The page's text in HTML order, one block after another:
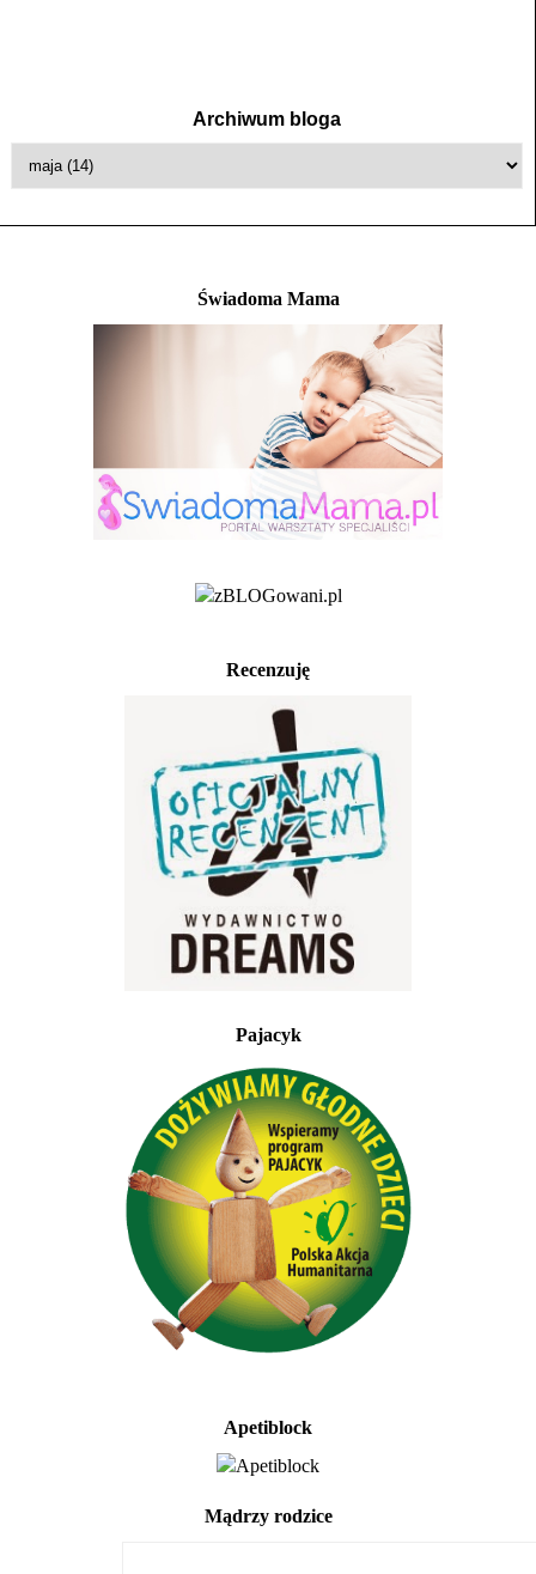
Archiwum bloga
Świadoma Mama
Recenzuję
Pajacyk
Apetiblock
Mądrzy rodzice